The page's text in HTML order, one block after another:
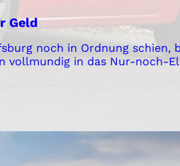
Geld
noch in Ordnung schien,
vollmundig in das Nur-noch-